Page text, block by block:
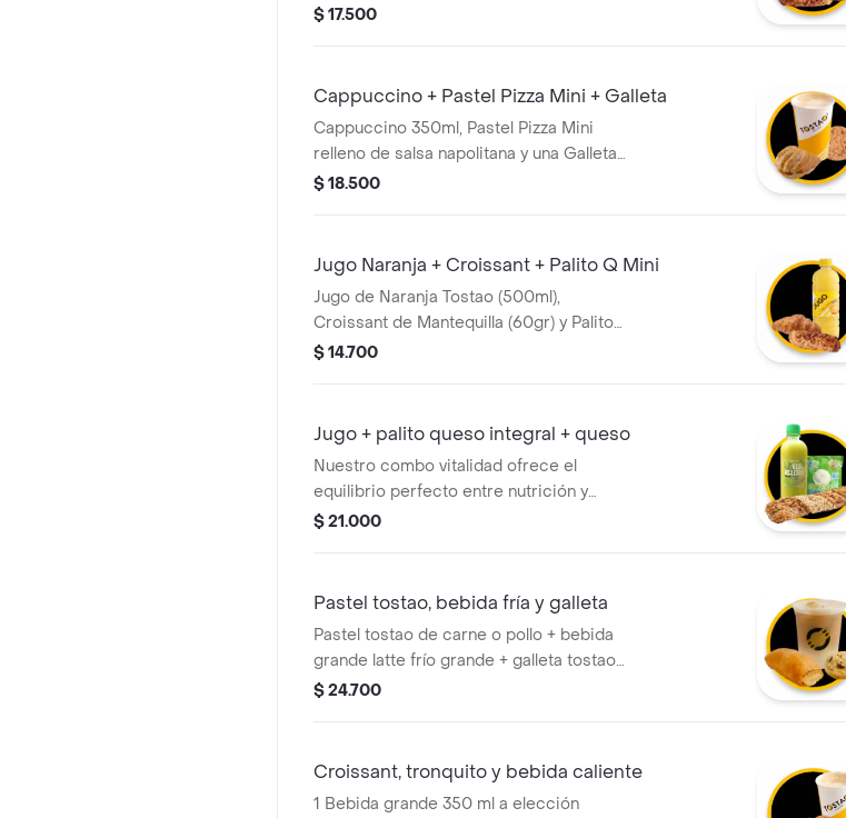
$ 17.500
Cappuccino + Pastel Pizza Mini + Galleta
Cappuccino 350ml, Pastel Pizza Mini
relleno de salsa napolitana y una Galleta
Chocochips (50gr)
$ 18.500
Jugo Naranja + Croissant + Palito Q Mini
Jugo de Naranja Tostao (500ml),
Croissant de Mantequilla (60gr) y Palito
de Queso Mini
$ 14.700
Jugo + palito queso integral + queso
Nuestro combo vitalidad ofrece el
equilibrio perfecto entre nutrición y
sabor artesanal; incluye un palito de
refrescante jugo verde o de zanahoria.
$ 21.000
Pastel tostao, bebida fría y galleta
Pastel tostao de carne o pollo + bebida
grande latte frío grande + galleta tostao
de 50g de choco chips o avena. ¡tu
$ 24.700
Croissant, tronquito y bebida caliente
1 Bebida grande 350 ml a elección